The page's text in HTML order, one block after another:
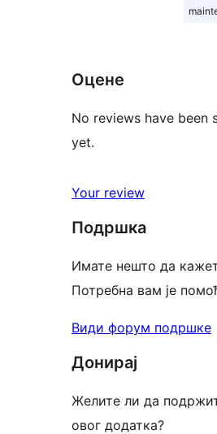
Оцене
No reviews have been
yet.
Your review
Подршка
Имате нешто да
Потребна вам је
Види форум подршке
Донирај
Желите ли да
овог додатка?